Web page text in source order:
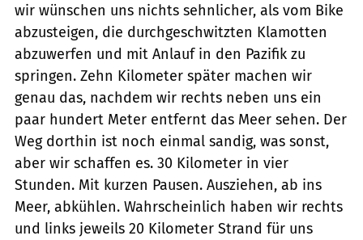
wir wünschen uns nichts sehnlicher, als vom Bike
abzusteigen, die durchgeschwitzten Klamotten
abzuwerfen und mit Anlauf in den Pazifik zu
springen. Zehn Kilometer später machen wir
genau das, nachdem wir rechts neben uns ein
paar hundert Meter entfernt das Meer sehen. Der
Weg dorthin ist noch einmal sandig, was sonst,
aber wir schaffen es. 30 Kilometer in vier
Stunden. Mit kurzen Pausen. Ausziehen, ab ins
Meer, abkühlen. Wahrscheinlich haben wir rechts
und links jeweils 20 Kilometer Strand für uns